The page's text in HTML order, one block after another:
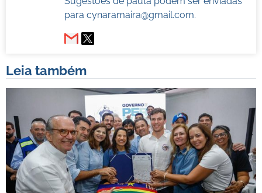
para cynaramaira@gmail.com.
Leia também